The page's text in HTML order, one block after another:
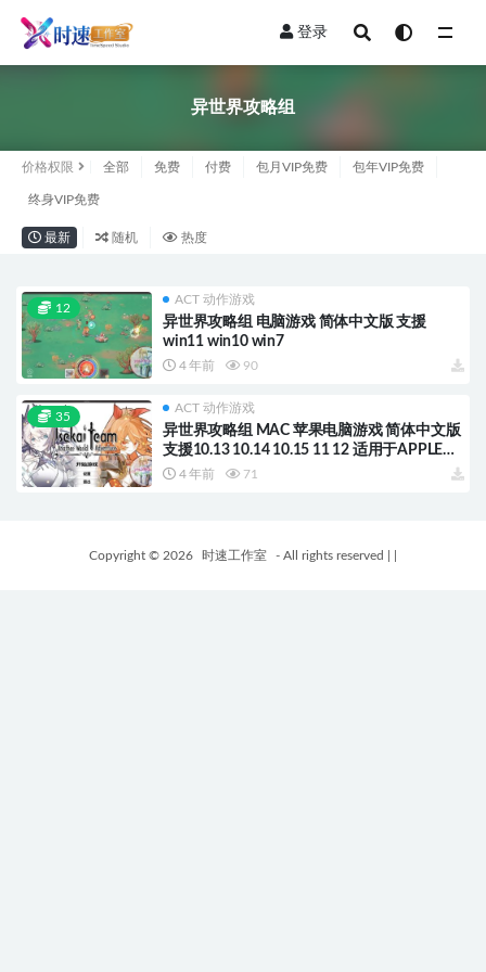
登录
异世界攻略组
价格权限 全部 免费 付费 包月VIP免费 包年VIP免费
终身VIP免费
最新 随机 热度
12
ACT 动作游戏
异世界攻略组 电脑游戏 简体中文版 支援
win11 win10 win7
4 年前 90
35
ACT 动作游戏
异世界攻略组 MAC 苹果电脑游戏 简体中文版
支援10.13 10.14 10.15 11 12 适用于APPLE
CPU4 年前 71
Copyright © 2026 时速工作室 - All rights reserved